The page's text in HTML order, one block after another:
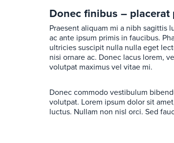
Donec finibus – placerat
Praesent aliquam mi a nibh sagittis
ac ante ipsum primis in faucibus.
ultricies suscipit nulla nulla eget
nisi ornare ac. Donec lacus lorem,
volutpat maximus vel vitae mi.
Donec commodo vestibulum
volutpat. Lorem ipsum dolor sit
luctus. Nullam non nisl orci. Sed